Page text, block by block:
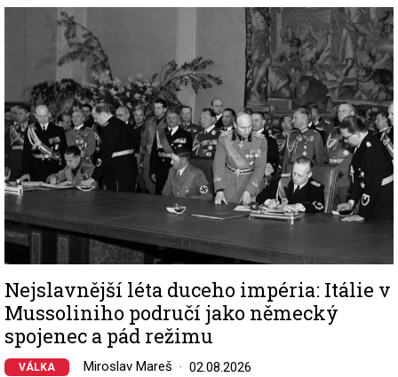
Nejslavnější léta duceho impéria: Itálie v
Mussoliniho područí jako německý
spojenec a pád režimu
VÁLKA Miroslav Mareš 02.08.2026